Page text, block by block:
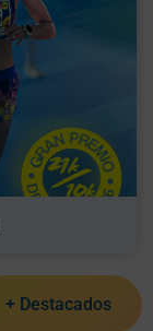
+ Destacados